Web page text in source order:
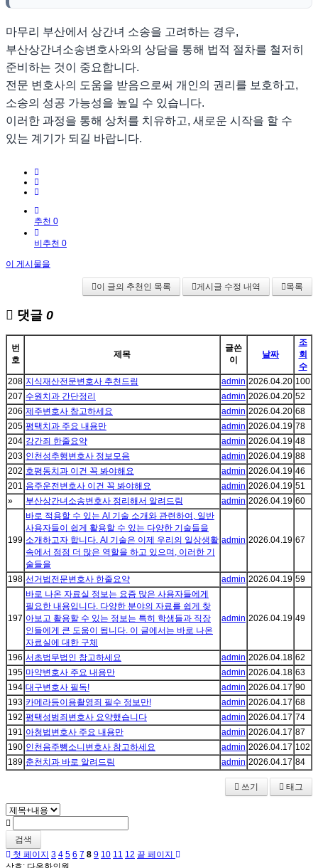
마무리 부산에서 상간녀 소송을 고려하는 경우,
부산상간녀소송변호사와의 상담을 통해 법적 절차를 철저히
준비하는 것이 중요합니다.
전문 변호사의 도움을 받음으로써 개인의 권리를 보호하고,
소송의 성공 가능성을 높일 수 있습니다.
이러한 과정을 통해 상처를 치유하고, 새로운 시작을 할 수
있는 계기가 되길 바랍니다.
추천 0
비추천 0
이 게시물을
이 글의 추천인 목록 게시글 수정 내역 목록
댓글 0
번
호
제목
글쓴
이
날짜
조
회
수
208 지식재산전문변호사 추천드림 admin 2026.04.20 100
207 수원치과 간단정리 admin 2026.04.20 52
206 제주변호사 참고하세요 admin 2026.04.20 68
205 평택치과 주요 내용만 admin 2026.04.19 78
204 강간죄 한줄요약 admin 2026.04.19 48
203 인천성추행변호사 정보모음 admin 2026.04.19 88
202 호평동치과 이건 꼭 봐야해요 admin 2026.04.19 46
201 음주운전변호사 이건 꼭 봐야해요 admin 2026.04.19 51
»
부산상간녀소송변호사 정리해서 알려드림 admin 2026.04.19 60
199
바로 적용할 수 있는 AI 기술 소개와 관련하여, 일반
사용자들이 쉽게 활용할 수 있는 다양한 기술들을
소개하고자 합니다. AI 기술은 이제 우리의 일상생활
속에서 점점 더 많은 역할을 하고 있으며, 이러한 기
술들을
admin 2026.04.19 67
198 선거법전문변호사 한줄요약 admin 2026.04.19 59
197
바로 나온 자료실 정보는 요즘 많은 사용자들에게
필요한 내용입니다. 다양한 분야의 자료를 쉽게 찾
아보고 활용할 수 있는 정보는 특히 학생들과 직장
인들에게 큰 도움이 됩니다. 이 글에서는 바로 나온
자료실에 대한 구체
admin 2026.04.19 49
196 서초법무법인 참고하세요 admin 2026.04.18 62
195 마약변호사 주요 내용만 admin 2026.04.18 63
194 대구변호사 필독! admin 2026.04.17 90
193 카메라등이용촬영죄 필수 정보만! admin 2026.04.17 68
192 평택성범죄변호사 요약했습니다 admin 2026.04.17 74
191 아청법변호사 주요 내용만 admin 2026.04.17 87
190 인천음주뺑소니변호사 참고하세요 admin 2026.04.17 102
189 춘천치과 바로 알려드림 admin 2026.04.17 84
쓰기 태그
검색
첫 페이지 3 4 5 6 7 8 9 10 11 12 끝 페이지